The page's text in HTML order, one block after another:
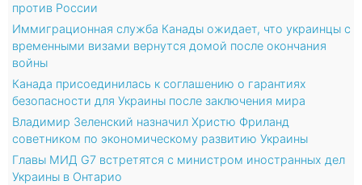
против России
Иммиграционная служба Канады ожидает, что украинцы с
временными визами вернутся домой после окончания
войны
Канада присоединилась к соглашению о гарантиях
безопасности для Украины после заключения мира
Владимир Зеленский назначил Христю Фриланд
советником по экономическому развитию Украины
Главы МИД G7 встретятся с министром иностранных дел
Украины в Онтарио